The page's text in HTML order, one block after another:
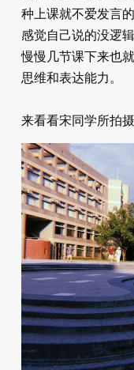
种上课就不爱发言
感觉自己说的没逻
慢慢几节课下来也
思维和表达能力。
来看看宋同学所拍